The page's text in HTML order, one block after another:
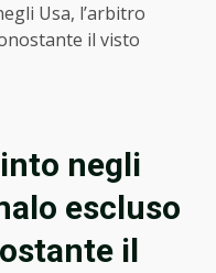
Usa, l’arbitro
il visto
negli
escluso
il